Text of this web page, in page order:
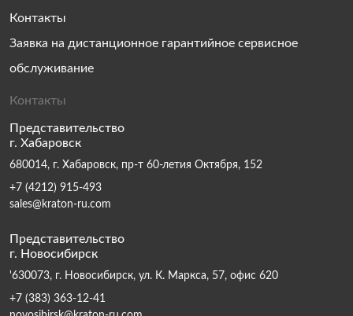
Контакты
Заявка на дистанционное гарантийное сервисное
обслуживание
Контакты
Представительство
г. Хабаровск
680014, г. Хабаровск, пр-т 60-летия Октября, 152
+7 (4212) 915-493
sales@kraton-ru.com
Представительство
г. Новосибирск
'630073, г. Новосибирск, ул. К. Маркса, 57, офис 620
+7 (383) 363-12-41